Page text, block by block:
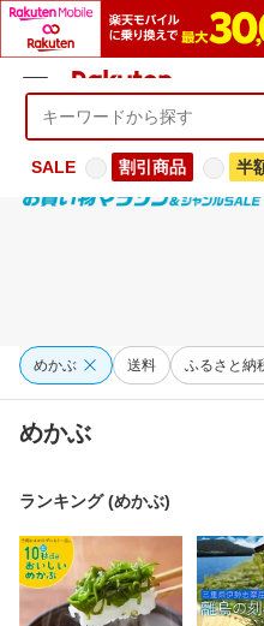
ようこそ 楽天市場へ ログイン
SALE 割引商品 半
めかぶ 送料 ふるさと納
めかぶ
ランキング (めかぶ)